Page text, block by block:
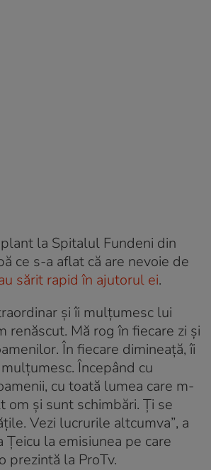
la Spitalul Fundeni din
ce s-a aflat că are nevoie de
sărit rapid în ajutorul ei.
și îi mulțumesc lui
renăscut. Mă rog în fiecare zi și
În fiecare dimineață, îi
Începând cu
cu toată lumea care m-
om și sunt schimbări. Ți se
Vezi lucrurile altcumva”, a
Țeicu la emisiunea pe care
prezintă la ProTv.